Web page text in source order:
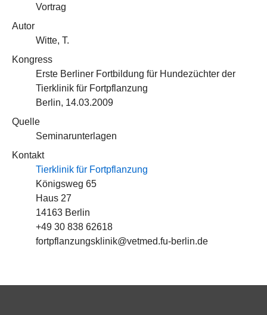
Vortrag
Autor
Witte, T.
Kongress
Erste Berliner Fortbildung für Hundezüchter der
Tierklinik für Fortpflanzung
Berlin, 14.03.2009
Quelle
Seminarunterlagen
Kontakt
Tierklinik für Fortpflanzung
Königsweg 65
Haus 27
14163 Berlin
+49 30 838 62618
fortpflanzungsklinik@vetmed.fu-berlin.de